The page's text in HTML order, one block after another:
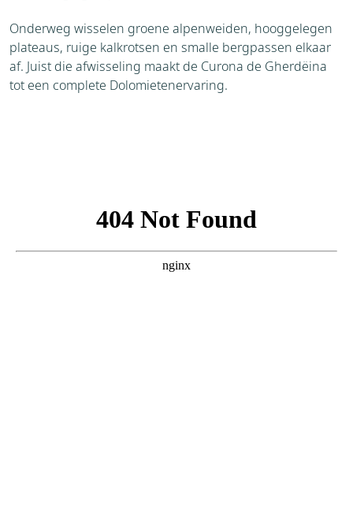
Onderweg wisselen groene alpenweiden, hooggelegen
plateaus, ruige kalkrotsen en smalle bergpassen elkaar
af. Juist die afwisseling maakt de Curona de Gherdëina
tot een complete Dolomietenervaring.